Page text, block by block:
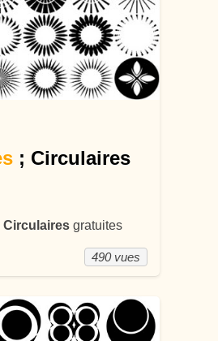
; Circulaires
Circulairesgratuites
490 vues